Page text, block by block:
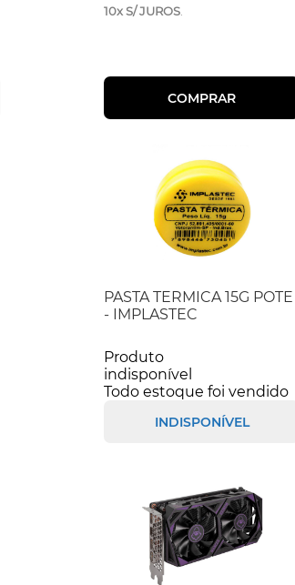
10x S/ JUROS
COMPRAR
PASTA TERMICA 15G POTE
- IMPLASTEC
Produto
indisponível
Todo estoque foi vendido
INDISPONÍVEL